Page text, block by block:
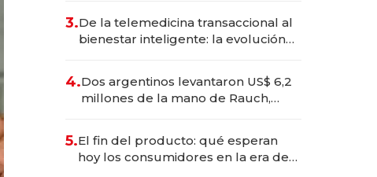
marcas "fast premium"
3.De la telemedicina transaccional al
bienestar inteligente: la evolución
4.Dos argentinos levantaron US$ 6,2
millones de la mano de Rauch,
5.El fin del producto: qué esperan
hoy los consumidores en la era de